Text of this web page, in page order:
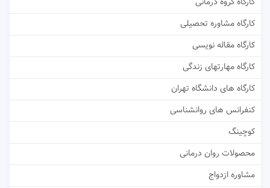
کارگاه مشاوره تحصیلی
کارگاه مقاله نویسی
کارگاه مهارتهای زندگی
کارگاه های دانشگاه تهران
کنفرانس های روانشناسی
کوچینگ
محصولات روان درمانی
مشاوره ازدواج